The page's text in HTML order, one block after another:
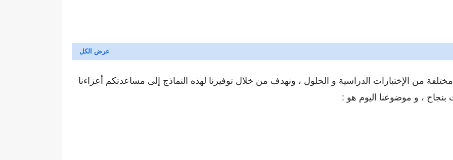
من الإختبارات الدراسية و الحلول ، ونهدف من خلال توفيرنا لهذه النماذج إلى مساعدتكم أعزاءنا
بنجاح ، و موضوعنا اليوم هو :